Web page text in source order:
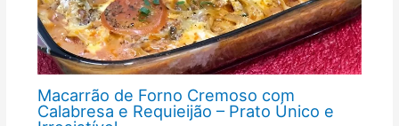
Macarrão de Forno Cremoso com
Calabresa e Requieijão – Prato Único e